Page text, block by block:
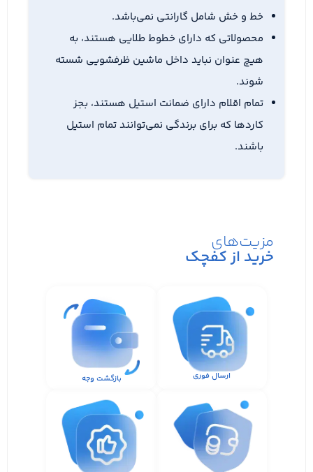
خط و خش شامل گارانتی نمی‌باشد.
محصولاتی که دارای خطوط طلایی هستند، به
هیچ عنوان نباید داخل ماشین ظرفشویی شسته
شوند.
تمام اقلام دارای ضمانت استیل هستند، بجز
کاردها که برای برندگی نمی‌توانند تمام استیل
باشند.
مزیت‌های
خرید از کفچک
ارسال فوری بازگشت وجه